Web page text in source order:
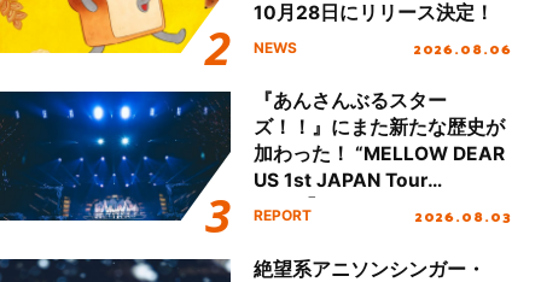
10月28日にリリース決定！
NEWS 2026.08.06
『あんさんぶるスター
ズ！！』にまた新たな歴史が
加わった！ “MELLOW DEAR
US 1st JAPAN Tour
Final「NICE to meet YOU
ート!!
REPORT 2026.08.03
絶望系アニソンシンガー・